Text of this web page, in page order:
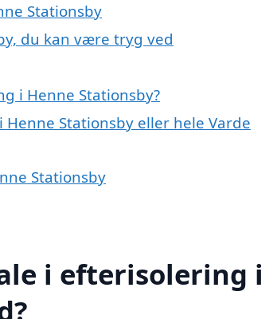
Stationsby
du kan være tryg ved
i Henne Stationsby?
Stationsby eller hele Varde
Stationsby
i efterisolering i